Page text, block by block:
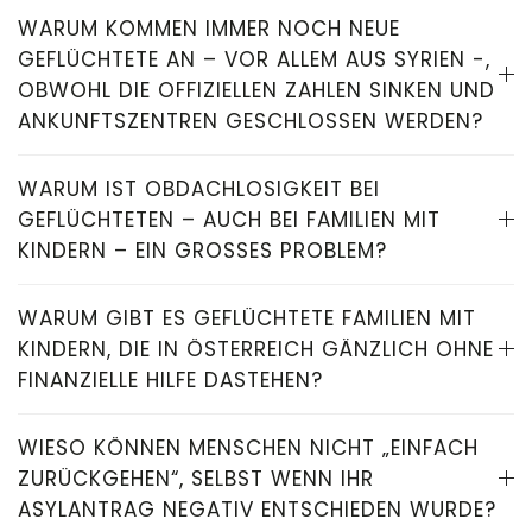
WARUM KOMMEN IMMER NOCH NEUE
GEFLÜCHTETE AN – VOR ALLEM AUS SYRIEN -,
OBWOHL DIE OFFIZIELLEN ZAHLEN SINKEN UND
ANKUNFTSZENTREN GESCHLOSSEN WERDEN?
WARUM IST OBDACHLOSIGKEIT BEI
GEFLÜCHTETEN – AUCH BEI FAMILIEN MIT
KINDERN – EIN GROSSES PROBLEM?
WARUM GIBT ES GEFLÜCHTETE FAMILIEN MIT
KINDERN, DIE IN ÖSTERREICH GÄNZLICH OHNE
FINANZIELLE HILFE DASTEHEN?
WIESO KÖNNEN MENSCHEN NICHT „EINFACH
ZURÜCKGEHEN“, SELBST WENN IHR
ASYLANTRAG NEGATIV ENTSCHIEDEN WURDE?